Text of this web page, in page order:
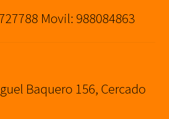
Movil: 988084863
Baquero 156, Cercado